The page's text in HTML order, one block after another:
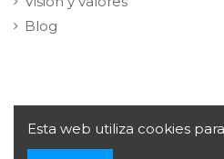
Blog
Esta web utiliza cookies